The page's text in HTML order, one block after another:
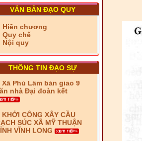
VĂN BẢN ĐẠO QUY
Hiến chương
Quy chế
Nội quy
THÔNG TIN ĐẠO SỰ
cầu Kênh 7 - Nam
Quốc Gia
KHỞI CÔNG XÂY CẦU
SÚC XÃ MỸ THUẬN
VĨNH LONG
CẦU ĐÌNH CỎ TÚC XÃ
HẬU ĐÃ ĐƯỢC SỬA